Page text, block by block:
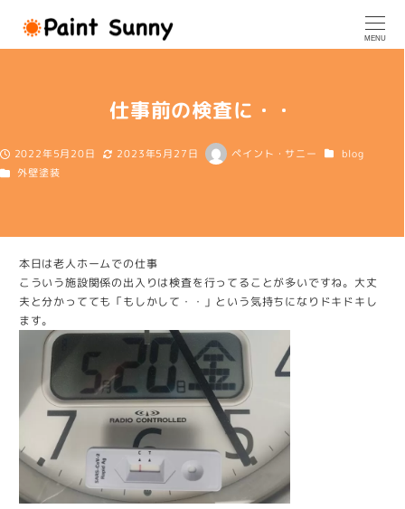
ン
ツ
へ
MENU
仕事前の検査に・・
投稿日
2022年5月20日
更新日
2023年5月27日
著
ペイント・サニー カテゴリー
blog
カテゴリー
外壁塗装
本日は老人ホームでの仕事
こういう施設関係の出入りは検査を行ってることが多いですね。大丈
夫と分かってても「もしかして・・」という気持ちになりドキドキし
ます。